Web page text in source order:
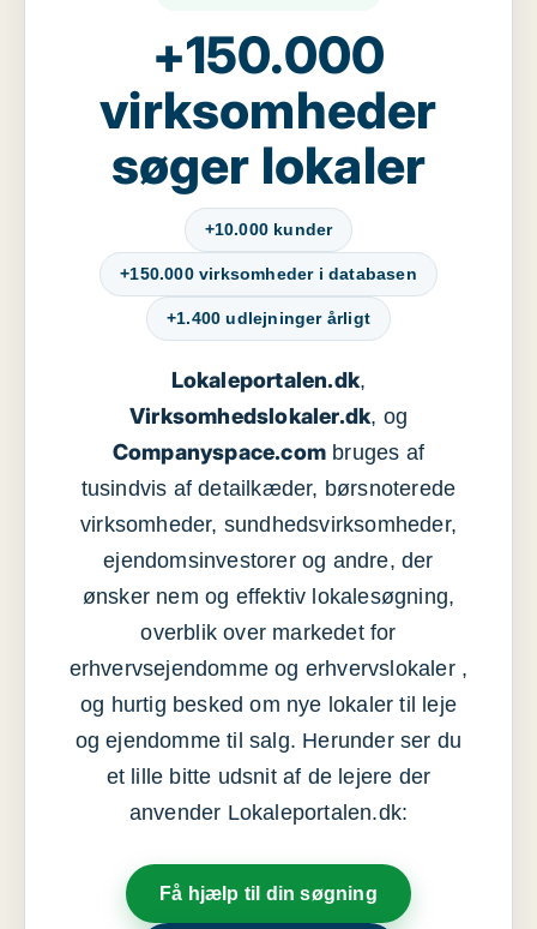
+150.000
virksomheder
søger lokaler
+10.000 kunder
+150.000 virksomheder i databasen
+1.400 udlejninger årligt
Lokaleportalen.dk,
Virksomhedslokaler.dk, og
Companyspace.com bruges af
tusindvis af detailkæder, børsnoterede
virksomheder, sundhedsvirksomheder,
ejendomsinvestorer og andre, der
ønsker nem og effektiv lokalesøgning,
overblik over markedet for
erhvervsejendomme og erhvervslokaler ,
og hurtig besked om nye lokaler til leje
og ejendomme til salg. Herunder ser du
et lille bitte udsnit af de lejere der
anvender Lokaleportalen.dk:
Få hjælp til din søgning